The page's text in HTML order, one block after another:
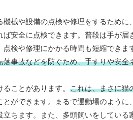
械や設備の点検や修理をするため
安全に点検できます。普段は手が
点検や修理にかかる時間も短縮でき
落事故などを防ぐため、手すりや安全
ことがあります。 これは、まさに猫
ができます。まるで運動場のよう
ちます。また、多頭飼いをしてい